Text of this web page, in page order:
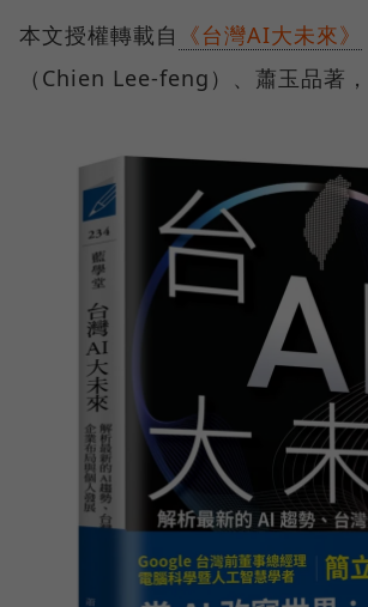
本文授權轉載自 《台灣AI大未來》
（Chien Lee-feng）、蕭玉品著